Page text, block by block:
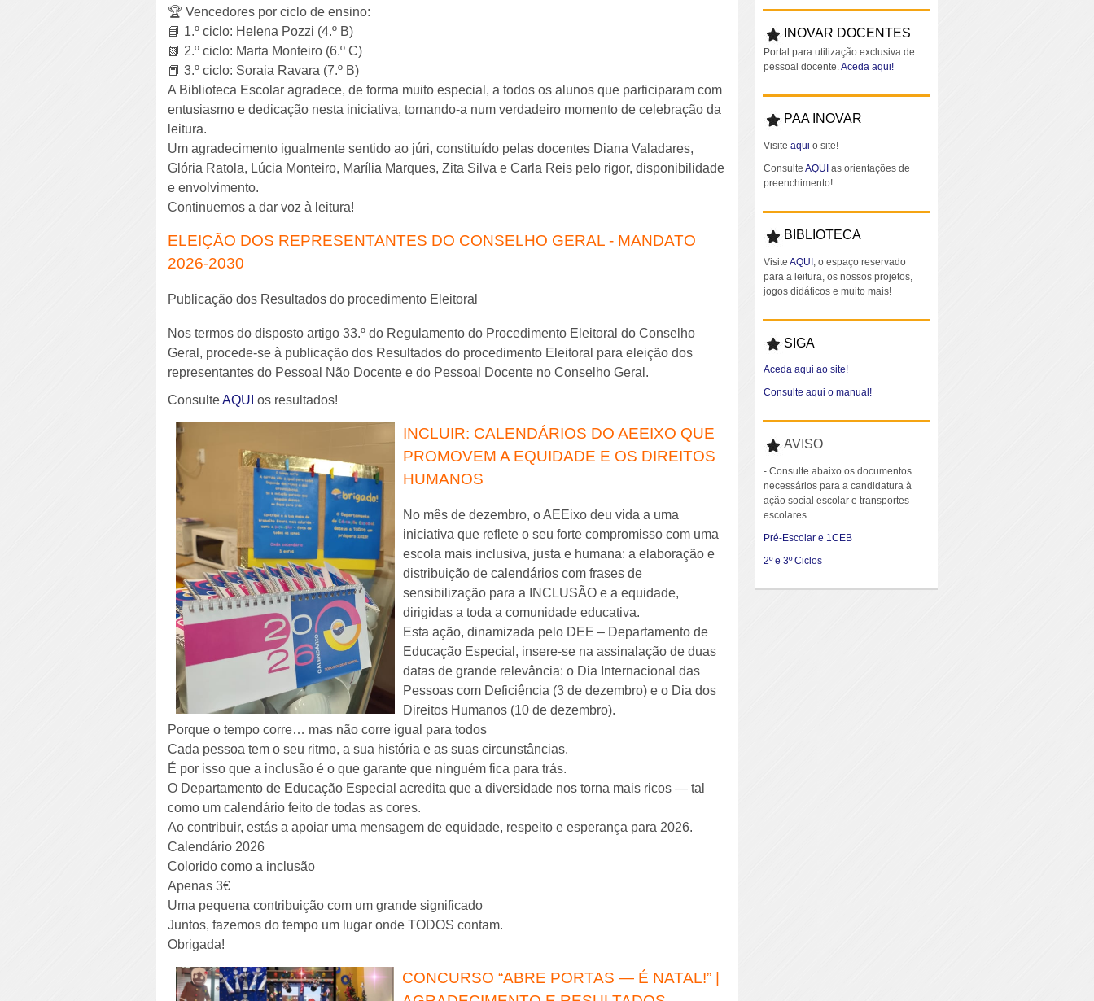
🏆 Vencedores por ciclo de ensino:
📘 1.º ciclo: Helena Pozzi (4.º B)
📗 2.º ciclo: Marta Monteiro (6.º C)
📕 3.º ciclo: Soraia Ravara (7.º B)
A Biblioteca Escolar agradece, de forma muito especial, a todos os alunos que participaram com
entusiasmo e dedicação nesta iniciativa, tornando-a num verdadeiro momento de celebração da
leitura.
Um agradecimento igualmente sentido ao júri, constituído pelas docentes Diana Valadares,
Glória Ratola, Lúcia Monteiro, Marília Marques, Zita Silva e Carla Reis pelo rigor, disponibilidade
e envolvimento.
Continuemos a dar voz à leitura!
ELEIÇÃO DOS REPRESENTANTES DO CONSELHO GERAL - MANDATO
2026-2030
Publicação dos Resultados do procedimento Eleitoral
Nos termos do disposto artigo 33.º do Regulamento do Procedimento Eleitoral do Conselho
Geral, procede-se à publicação dos Resultados do procedimento Eleitoral paraeleição dos
representantes do Pessoal Não Docente e do Pessoal Docente no Conselho Geral.
ConsulteAQUI os resultados!
INCLUIR: CALENDÁRIOS DO AEEIXO QUE
PROMOVEM A EQUIDADE E OS DIREITOS
HUMANOS
No mês de dezembro, o AEEixo deu vida a uma
iniciativa que reflete o seu forte compromisso com uma
escola mais inclusiva, justa e humana: a elaboração e
distribuição de calendários com frases de
sensibilização para a INCLUSÃO e a equidade,
dirigidas a toda a comunidade educativa.
Esta ação, dinamizada pelo DEE – Departamento de
Educação Especial, insere-se na assinalação de duas
datas de grande relevância: o Dia Internacional das
Pessoas com Deficiência (3 de dezembro) e o Dia dos
Direitos Humanos (10 de dezembro).
Porque o tempo corre… mas não corre igual para todos
Cada pessoa tem o seu ritmo, a sua história e as suas circunstâncias.
É por isso que a inclusão é o que garante que ninguém fica para trás.
O Departamento de Educação Especial acredita que a diversidade nos torna mais ricos — tal
como um calendário feito de todas as cores.
Ao contribuir, estás a apoiar uma mensagem de equidade, respeito e esperança para 2026.
Calendário 2026
Colorido como a inclusão
Apenas 3€
Uma pequena contribuição com um grande significado
Juntos, fazemos do tempo um lugar onde TODOS contam.
Obrigada!
CONCURSO “ABRE PORTAS — É NATAL!” |
INOVAR DOCENTES
Portal para utilização exclusiva de
pessoal docente.Aceda aqui!
PAA INOVAR
Visite aqui o site!
ConsulteAQUI as orientações de
preenchimento!
BIBLIOTECA
VisiteAQUI , o espaço reservado
para a leitura, os nossos projetos,
jogos didáticos e muito mais!
SIGA
Aceda aqui ao site!
Consulte aqui o manual!
AVISO
- Consulte abaixo os documentos
necessários para a candidatura à
ação social escolar e transportes
escolares.
Pré-Escolar e 1CEB
2º e 3º Ciclos